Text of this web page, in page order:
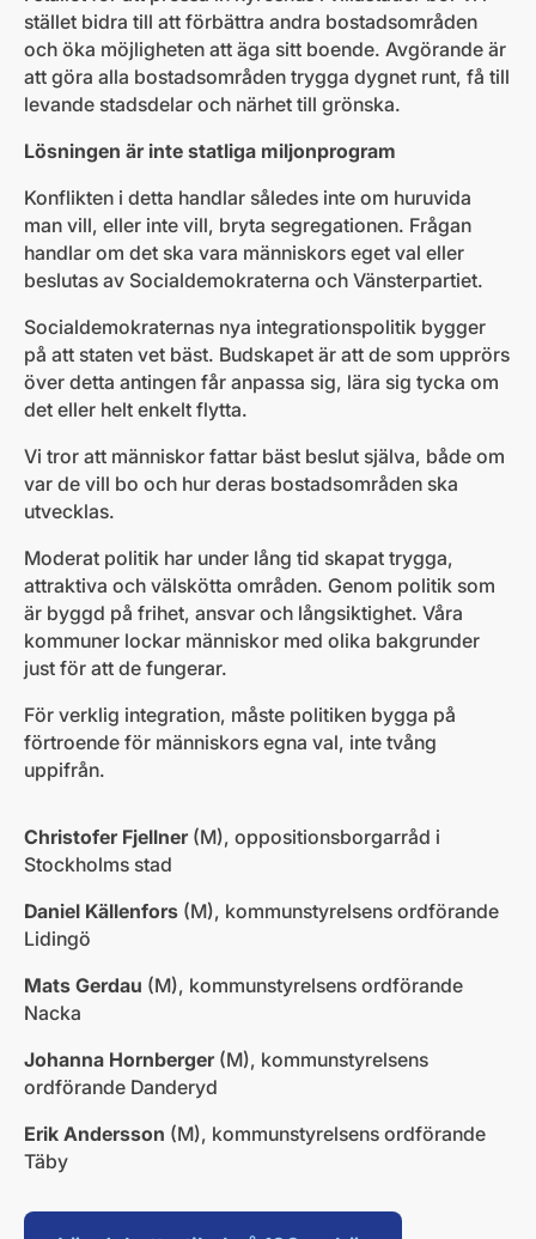
stället bidra till att förbättra andra bostadsområden
och öka möjligheten att äga sitt boende. Avgörande är
att göra alla bostadsområden trygga dygnet runt, få till
levande stadsdelar och närhet till grönska.
Lösningen är inte statliga miljonprogram
Konflikten i detta handlar således inte om huruvida
man vill, eller inte vill, bryta segregationen. Frågan
handlar om det ska vara människors eget val eller
beslutas av Socialdemokraterna och Vänsterpartiet.
Socialdemokraternas nya integrationspolitik bygger
på att staten vet bäst. Budskapet är att de som upprörs
över detta antingen får anpassa sig, lära sig tycka om
det eller helt enkelt flytta.
Vi tror att människor fattar bäst beslut själva, både om
var de vill bo och hur deras bostadsområden ska
utvecklas.
Moderat politik har under lång tid skapat trygga,
attraktiva och välskötta områden. Genom politik som
är byggd på frihet, ansvar och långsiktighet. Våra
kommuner lockar människor med olika bakgrunder
just för att de fungerar.
För verklig integration, måste politiken bygga på
förtroende för människors egna val, inte tvång
uppifrån.
Christofer Fjellner (M), oppositionsborgarråd i
Stockholms stad
Daniel Källenfors (M), kommunstyrelsens ordförande
Lidingö
Mats Gerdau (M), kommunstyrelsens ordförande
Nacka
Johanna Hornberger (M), kommunstyrelsens
ordförande Danderyd
Erik Andersson (M), kommunstyrelsens ordförande
Täby